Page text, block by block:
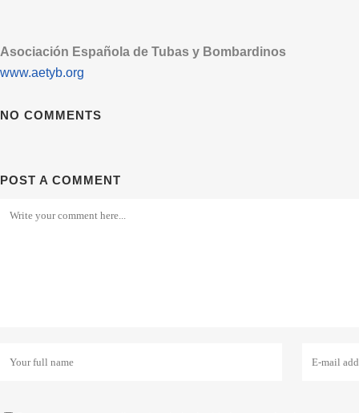
Asociación Española de Tubas y Bombardinos
www.aetyb.org
NO COMMENTS
POST A COMMENT